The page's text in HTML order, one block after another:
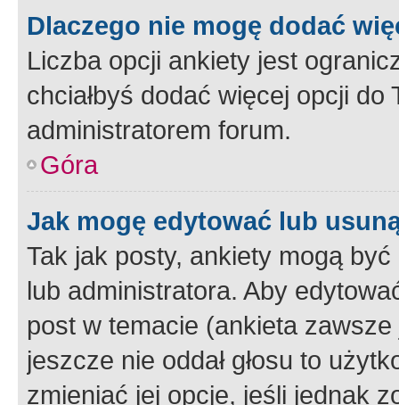
Dlaczego nie mogę dodać
Liczba opcji ankiety jest
chciałbyś dodać więcej opcji
administratorem forum.
Góra
Jak mogę edytować lub
Tak jak posty, ankiety mogą
lub administratora. Aby
post w temacie (ankieta
jeszcze nie oddał głosu to
zmieniać jej opcje, jeśli jednak